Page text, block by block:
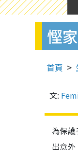
慳
首頁
文:
為保
出意